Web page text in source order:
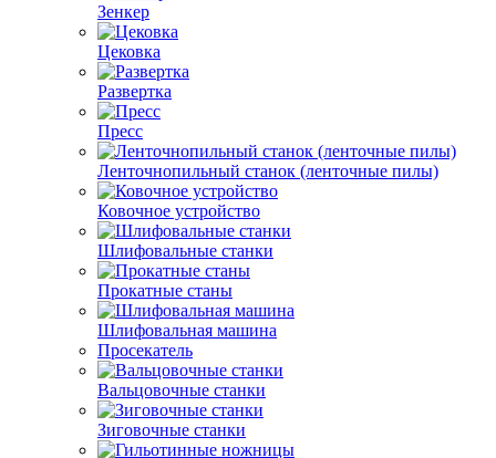
Зенкер
Цековка
Развертка
Пресс
Ленточнопильный станок (ленточные пилы)
Ковочное устройство
Шлифовальные станки
Прокатные станы
Шлифовальная машина
Просекатель
Вальцовочные станки
Зиговочные станки